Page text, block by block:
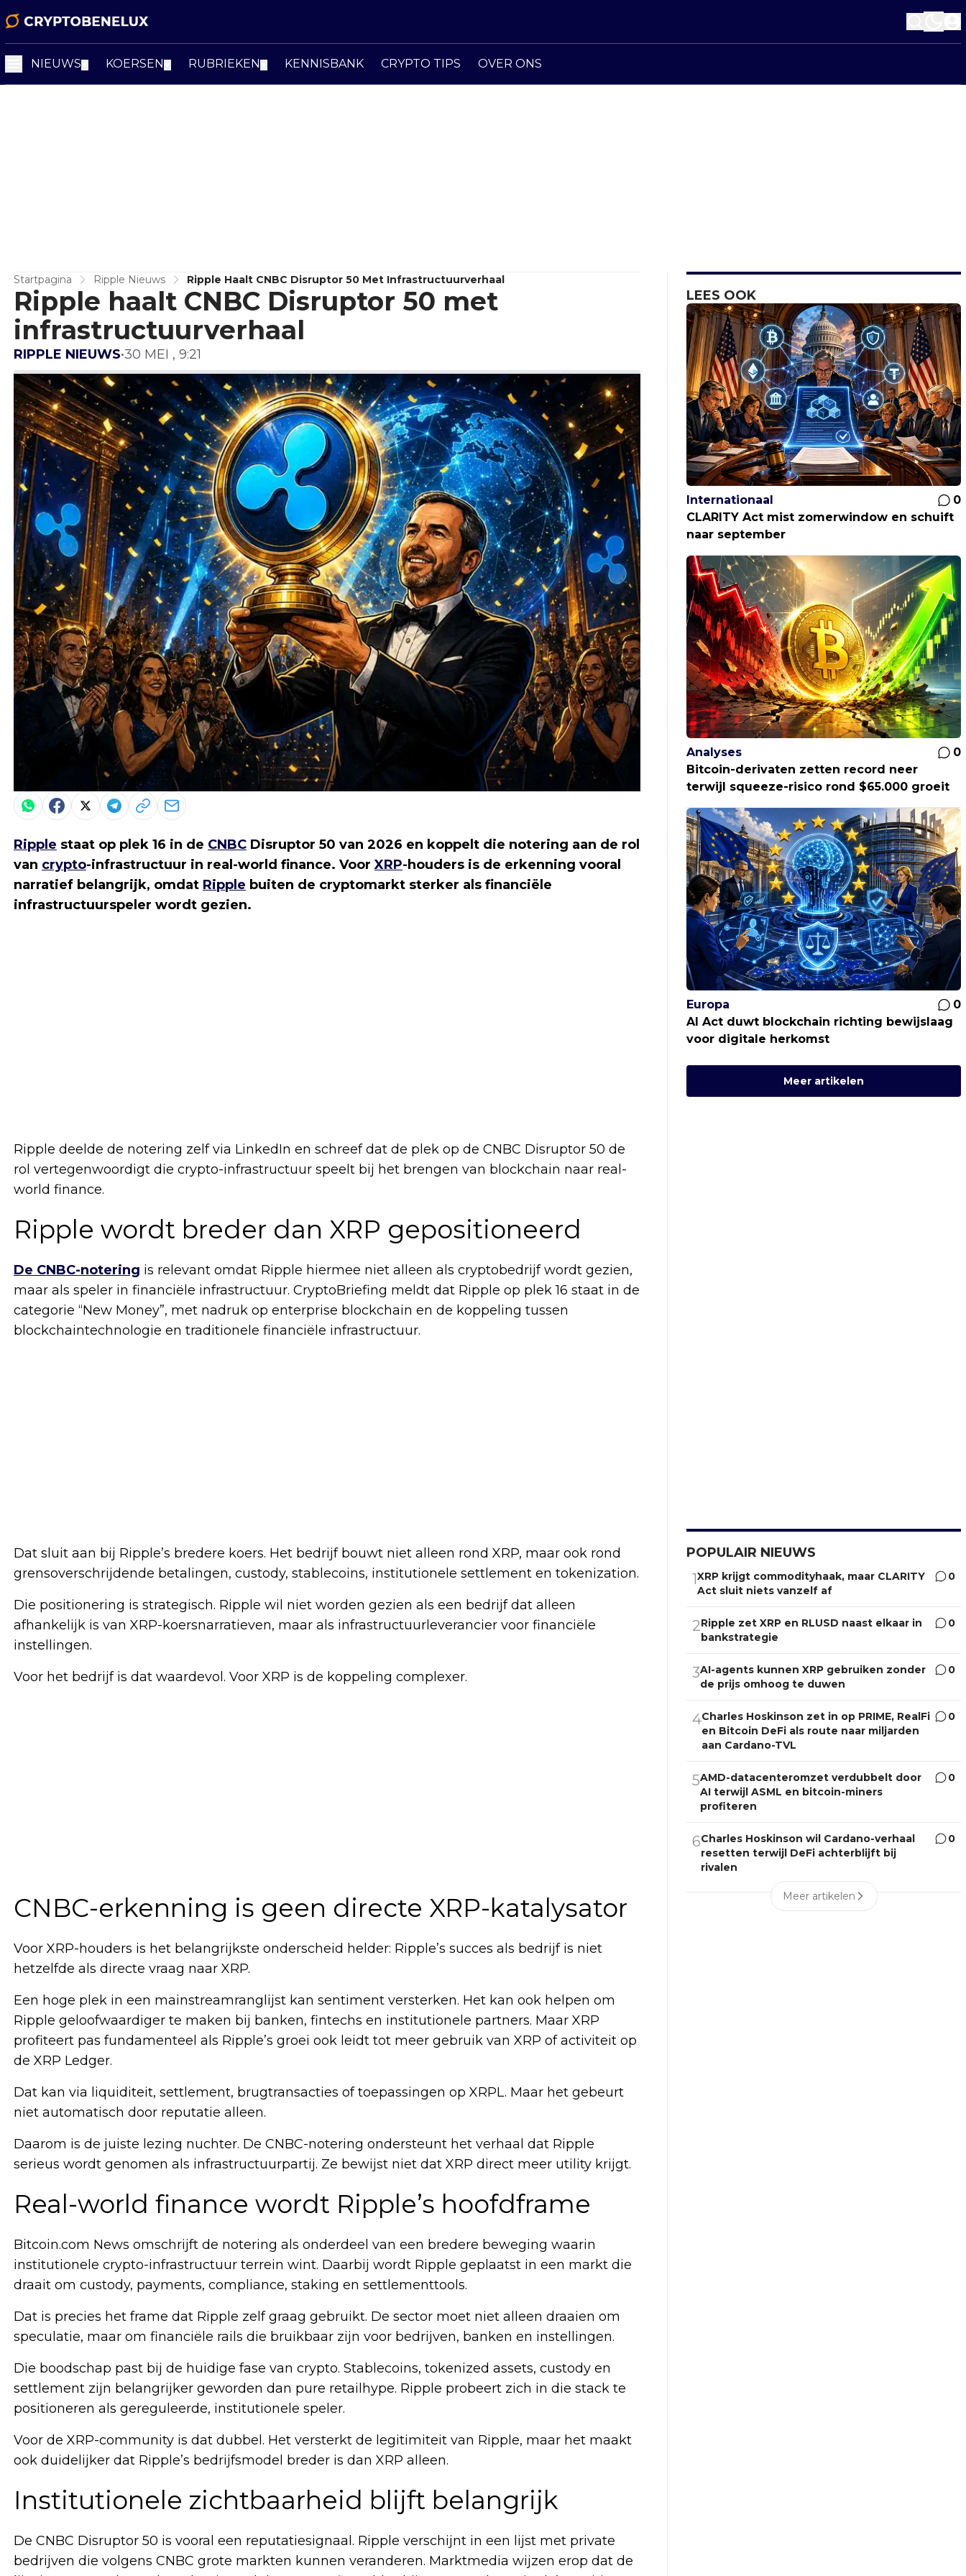
NIEUWS KOERSEN RUBRIEKEN KENNISBANK CRYPTO TIPS OVER ONS
Startpagina Ripple Nieuws Ripple Haalt CNBC Disruptor 50 Met Infrastructuurverhaal
Ripple haalt CNBC Disruptor 50 met
infrastructuurverhaal
RIPPLE NIEUWS•30 MEI , 9:21
Ripple staat op plek 16 in de CNBC Disruptor 50 van 2026 en koppelt die notering aan de rol
van crypto-infrastructuur in real-world finance. VoorXRP-houders is de erkenning vooral
narratief belangrijk, omdat Ripple buiten de cryptomarkt sterker als financiële
infrastructuurspeler wordt gezien.
Ripple deelde de notering zelf via LinkedIn en schreef dat de plek op de CNBC Disruptor 50 de
rol vertegenwoordigt die crypto-infrastructuur speelt bij het brengen van blockchain naar real-
world finance.
Ripple wordt breder dan XRP gepositioneerd
De CNBC-notering is relevant omdat Ripple hiermee niet alleen als cryptobedrijf wordt gezien,
maar als speler in financiële infrastructuur. CryptoBriefing meldt dat Ripple op plek 16 staat in de
categorie “New Money”, met nadruk op enterprise blockchain en de koppeling tussen
blockchaintechnologie en traditionele financiële infrastructuur.
Dat sluit aan bij Ripple’s bredere koers. Het bedrijf bouwt niet alleen rond XRP, maar ook rond
grensoverschrijdende betalingen, custody, stablecoins, institutionele settlement en tokenization.
Die positionering is strategisch. Ripple wil niet worden gezien als een bedrijf dat alleen
afhankelijk is van XRP-koersnarratieven, maar als infrastructuurleverancier voor financiële
instellingen.
Voor het bedrijf is dat waardevol. Voor XRP is de koppeling complexer.
CNBC-erkenning is geen directe XRP-katalysator
Voor XRP-houders is het belangrijkste onderscheid helder: Ripple’s succes als bedrijf is niet
hetzelfde als directe vraag naar XRP.
Een hoge plek in een mainstreamranglijst kan sentiment versterken. Het kan ook helpen om
Ripple geloofwaardiger te maken bij banken, fintechs en institutionele partners. Maar XRP
profiteert pas fundamenteel als Ripple’s groei ook leidt tot meer gebruik van XRP of activiteit op
de XRP Ledger.
Dat kan via liquiditeit, settlement, brugtransacties of toepassingen op XRPL. Maar het gebeurt
niet automatisch door reputatie alleen.
Daarom is de juiste lezing nuchter. De CNBC-notering ondersteunt het verhaal dat Ripple
serieus wordt genomen als infrastructuurpartij. Ze bewijst niet dat XRP direct meer utility krijgt.
Real-world finance wordt Ripple’s hoofdframe
Bitcoin.com News omschrijft de notering als onderdeel van een bredere beweging waarin
institutionele crypto-infrastructuur terrein wint. Daarbij wordt Ripple geplaatst in een markt die
draait om custody, payments, compliance, staking en settlementtools.
Dat is precies het frame dat Ripple zelf graag gebruikt. De sector moet niet alleen draaien om
speculatie, maar om financiële rails die bruikbaar zijn voor bedrijven, banken en instellingen.
Die boodschap past bij de huidige fase van crypto. Stablecoins, tokenized assets, custody en
settlement zijn belangrijker geworden dan pure retailhype. Ripple probeert zich in die stack te
positioneren als gereguleerde, institutionele speler.
Voor de XRP-community is dat dubbel. Het versterkt de legitimiteit van Ripple, maar het maakt
ook duidelijker dat Ripple’s bedrijfsmodel breder is dan XRP alleen.
Institutionele zichtbaarheid blijft belangrijk
De CNBC Disruptor 50 is vooral een reputatiesignaal. Ripple verschijnt in een lijst met private
bedrijven die volgens CNBC grote markten kunnen veranderen. Marktmedia wijzen erop dat de
LEES OOK
Internationaal
0
CLARITY Act mist zomerwindow en schuift
naar september
Analyses
0
Bitcoin-derivaten zetten record neer
terwijl squeeze-risico rond $65.000 groeit
Europa
0
AI Act duwt blockchain richting bewijslaag
voor digitale herkomst
Meer artikelen
POPULAIR NIEUWS
1XRP krijgt commodityhaak, maar CLARITY
Act sluit niets vanzelf af
0
2Ripple zet XRP en RLUSD naast elkaar in
bankstrategie
0
3AI-agents kunnen XRP gebruiken zonder
de prijs omhoog te duwen
0
4Charles Hoskinson zet in op PRIME, RealFi
en Bitcoin DeFi als route naar miljarden
aan Cardano-TVL
0
5AMD-datacenteromzet verdubbelt door
AI terwijl ASML en bitcoin-miners
profiteren
0
6Charles Hoskinson wil Cardano-verhaal
resetten terwijl DeFi achterblijft bij
rivalen
0
Meer artikelen